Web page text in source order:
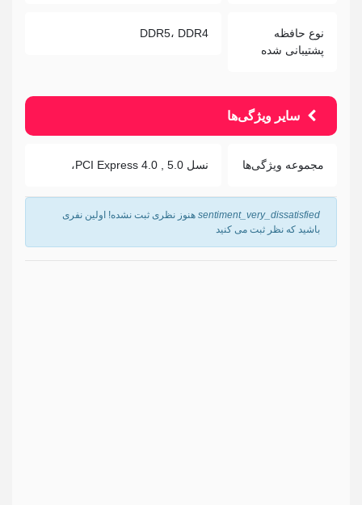
نوع حافظه
پشتیبانی شده
DDR5، DDR4
سایر ویژگی‌ها
مجموعه ویژگی‌ها نسل PCI Express 4.0 , 5.0،
sentiment_very_dissatisfied هنوز نظری ثبت نشده! اولین نفری
باشید که نظر ثبت می کنید